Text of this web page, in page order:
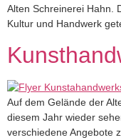
Alten Schreinerei Hahn.
Kultur und Handwerk
Auf dem Gelände der
diesem Jahr wieder
verschiedene Angebote